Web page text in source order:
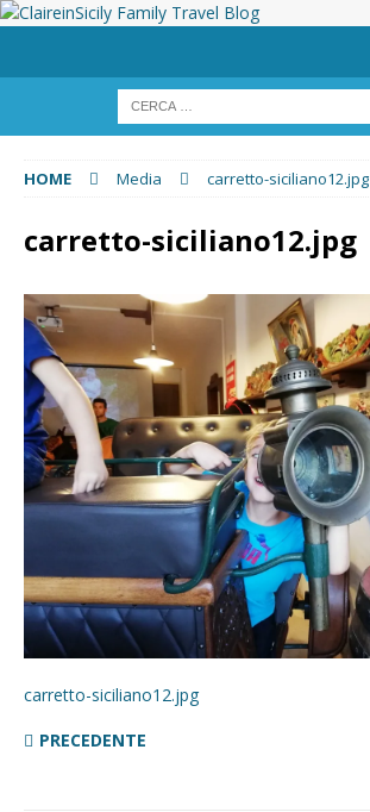
HOME Media carretto-siciliano12.jpg
carretto-siciliano12.jpg
carretto-siciliano12.jpg
PRECEDENTE